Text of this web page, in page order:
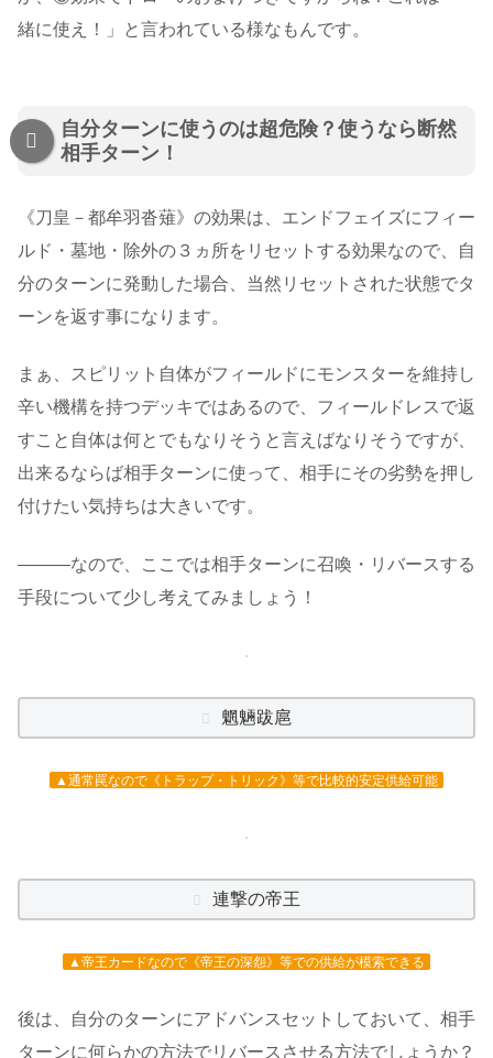
緒に使え！」と言われている様なもんです。
自分ターンに使うのは超危険？使うなら断然
相手ターン！
《刀皇－都牟羽沓薙》の効果は、エンドフェイズにフィー
ルド・墓地・除外の３ヵ所をリセットする効果なので、自
分のターンに発動した場合、当然リセットされた状態でタ
ーンを返す事になります。
まぁ、スピリット自体がフィールドにモンスターを維持し
辛い機構を持つデッキではあるので、フィールドレスで返
すこと自体は何とでもなりそうと言えばなりそうですが、
出来るならば相手ターンに使って、相手にその劣勢を押し
付けたい気持ちは大きいです。
―――なので、ここでは相手ターンに召喚・リバースする
手段について少し考えてみましょう！
魍魎跋扈
▲通常罠なので《トラップ・トリック》等で比較的安定供給可能
連撃の帝王
▲帝王カードなので《帝王の深怨》等での供給が模索できる
後は、自分のターンにアドバンスセットしておいて、相手
ターンに何らかの方法でリバースさせる方法でしょうか？